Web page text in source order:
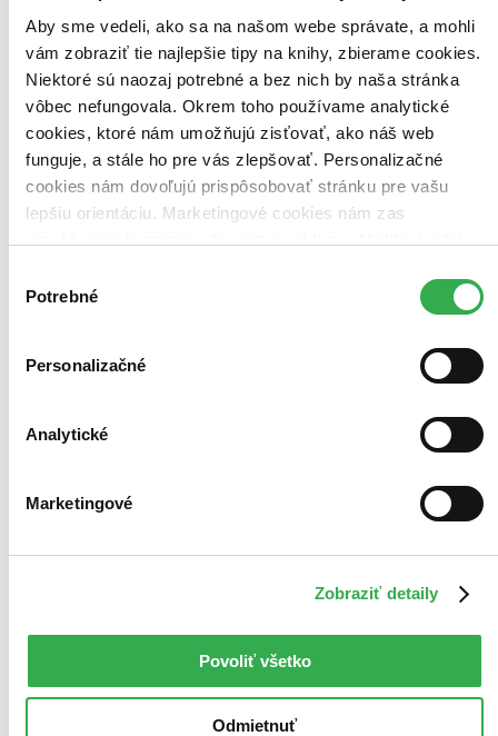
Aby sme vedeli, ako sa na našom webe správate, a mohli
vám zobraziť tie najlepšie tipy na knihy, zbierame cookies.
Niektoré sú naozaj potrebné a bez nich by naša stránka
vôbec nefungovala. Okrem toho používame analytické
cookies, ktoré nám umožňujú zisťovať, ako náš web
funguje, a stále ho pre vás zlepšovať. Personalizačné
cookies nám dovoľujú prispôsobovať stránku pre vašu
lepšiu orientáciu. Marketingové cookies nám zas
keby sme mohli používať všetky tieto cookies. Ďakujeme!
súhlasu
Potrebné
Personalizačné
Analytické
Marketingové
Zobraziť detaily
Povoliť všetko
Odmietnuť
Na sklade
Táto kniha sa môže na cestu ku vám vybrať prakticky
okamžite! Ak si ju objednáte do 13:00 v pracovný deň,
odošleme vám ju ešte dnes, inak najneskôr nasledujúci
pracovný deň.
Vložiť do košíka
Čítaná
výborný stav
Túto knihu sme vykúpili cez
a je vo
výbornom stave.Rozdiel medzi touto knihou a novou by ste
asi ani nespoznali. Knihu sme označili nálepkou, ktorá môže
Na sklade
odošleme vám ju ešte dnes, inak najneskôr nasledujúci